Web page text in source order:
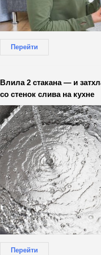
Перейти
Влила 2 стакана — и
со стенок слива на кухне
Перейти